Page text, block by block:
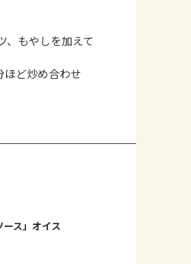
、もやしを加えて
ほど炒め合わせ
ス」オイス